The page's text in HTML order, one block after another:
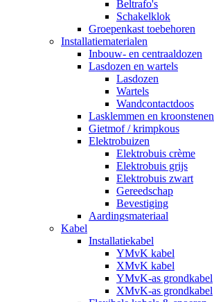
Beltrafo's
Schakelklok
Groepenkast toebehoren
Installatiematerialen
Inbouw- en centraaldozen
Lasdozen en wartels
Lasdozen
Wartels
Wandcontactdoos
Lasklemmen en kroonstenen
Gietmof / krimpkous
Elektrobuizen
Elektrobuis crème
Elektrobuis grijs
Elektrobuis zwart
Gereedschap
Bevestiging
Aardingsmateriaal
Kabel
Installatiekabel
YMvK kabel
XMvK kabel
YMvK-as grondkabel
XMvK-as grondkabel